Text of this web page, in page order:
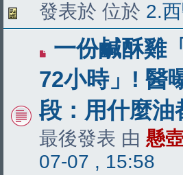
發表於 位於 2.
有
新
文
章
一份鹹酥雞
72小時」! 醫
段：用什麼油
最後發表 由 懸
07-07 , 15:58